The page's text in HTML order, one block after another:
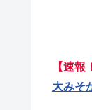
【速報
大みそ